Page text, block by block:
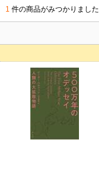
1 件の商品がみつかりました